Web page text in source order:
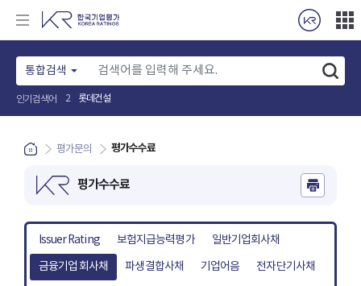
통합검색
인기검색어 2 롯데건설
평가문의 평가수수료
평가수수료
Issuer Rating 보험지급능력평가 일반기업회사채
금융기업 회사채 파생결합사채 기업어음 전자단기사채